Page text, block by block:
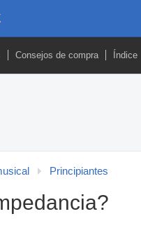
Consejos de compra Índice
Principiantes